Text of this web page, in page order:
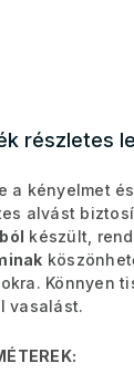
részletes
a kényelmet
alvást
készült,
Könnyen
vasalást.